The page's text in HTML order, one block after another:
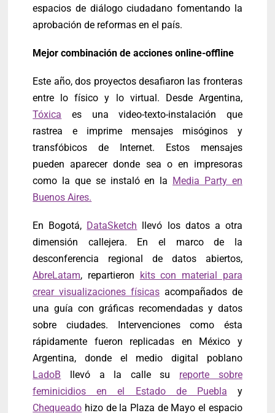
espacios de diálogo ciudadano fomentando la
aprobación de reformas en el país.
Mejor combinación de acciones online-offline
Este año, dos proyectos desafiaron las fronteras
entre lo físico y lo virtual. Desde Argentina,
Tóxica es una video-texto-instalación que
rastrea e imprime mensajes misóginos y
transfóbicos de Internet. Estos mensajes
pueden aparecer donde sea o en impresoras
como la que se instaló en la Media Party en
Buenos Aires.
En Bogotá, DataSketch llevó los datos a otra
dimensión callejera. En el marco de la
desconferencia regional de datos abiertos,
AbreLatam, repartieron
kits con material para
crear visualizaciones físicas acompañados de
una guía con gráficas recomendadas y datos
sobre ciudades. Intervenciones como ésta
rápidamente fueron replicadas en México y
Argentina, donde el medio digital poblano
LadoB llevó a la calle su reporte sobre
feminicidios en el Estado de Puebla y
Chequeado hizo de la Plaza de Mayo el espacio